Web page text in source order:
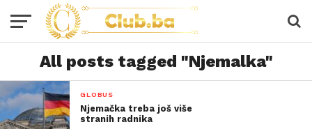
All posts tagged "Njemalka"
GLOBUS
Njemačka treba još više
stranih radnika